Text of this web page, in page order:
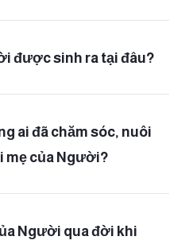
được sinh ra tại đâu?
ai đã chăm sóc, nuôi
mẹ của Người?
Người qua đời khi